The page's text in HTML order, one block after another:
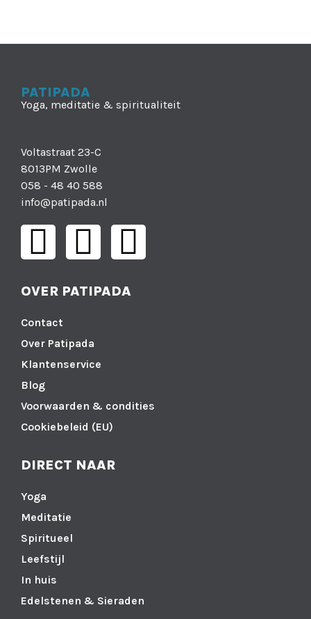
PATIPADA
Yoga, meditatie & spiritualiteit
Voltastraat 23-C
8013PM Zwolle
058 - 48 40 588
info@patipada.nl
OVER PATIPADA
Contact
Over Patipada
Klantenservice
Blog
Voorwaarden & condities
Cookiebeleid (EU)
DIRECT NAAR
Yoga
Meditatie
Spiritueel
Leefstijl
In huis
Edelstenen & Sieraden